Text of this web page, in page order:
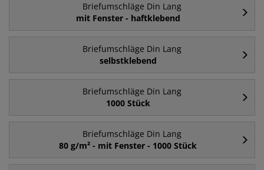
Briefumschläge Din Lang
mit Fenster - haftklebend
Briefumschläge Din Lang
selbstklebend
Briefumschläge Din Lang
1000 Stück
Briefumschläge Din Lang
80 g/m² - mit Fenster - 1000 Stück